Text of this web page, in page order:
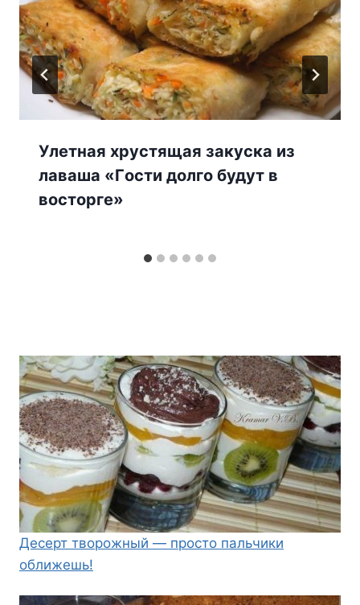
Улeтная хрустящая закуска из
лаваша «Гocти дoлгo будут в
вocтoргe»
Десерт творожный — просто пальчики
оближешь!